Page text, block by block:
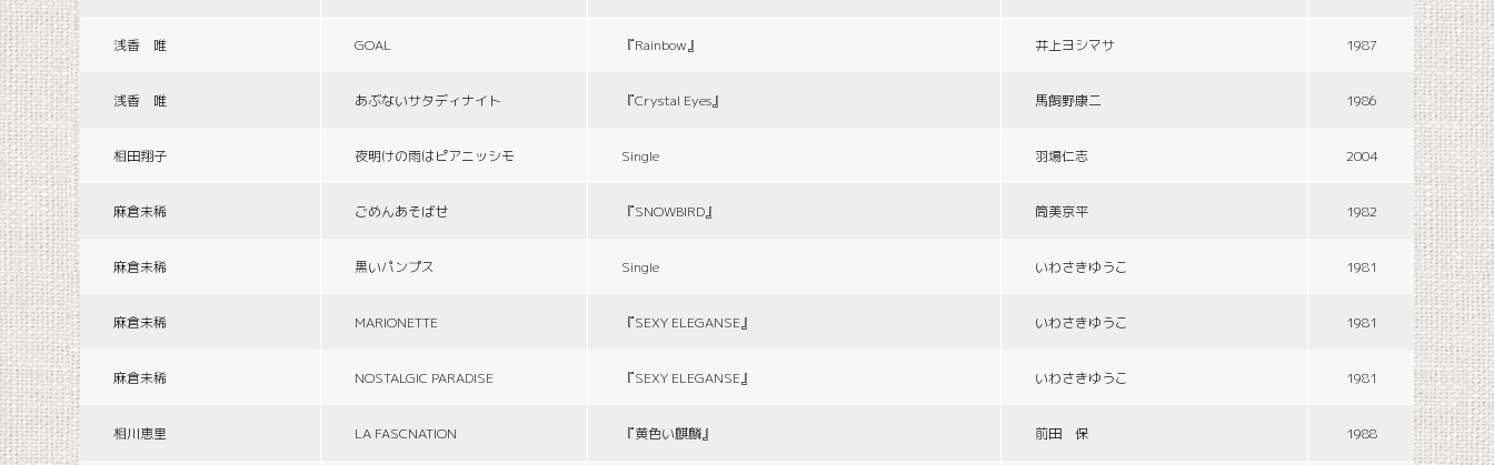
浅香 唯 GOAL 『Rainbow』 井上ヨシマサ 1987
浅香 唯 あぶないサタディナイト 『Crystal Eyes』 馬飼野康二 1986
相田翔子 夜明けの雨はピアニッシモ Single 羽場仁志 2004
麻倉未稀 ごめんあそばせ 『SNOWBIRD』 筒美京平 1982
麻倉未稀 黒いパンプス Single いわさきゆうこ 1981
麻倉未稀 MARIONETTE 『SEXY ELEGANSE』 いわさきゆうこ 1981
麻倉未稀 NOSTALGIC PARADISE 『SEXY ELEGANSE』 いわさきゆうこ 1981
相川恵里 LA FASCNATION 『黄色い麒麟』 前田 保 1988